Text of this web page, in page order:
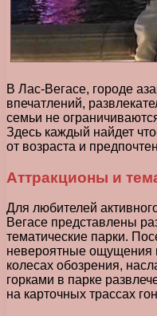
В Лас-Вегасе, городе
впечатлений,
семьи не
Здесь каждый найдет
от возраста и
Аттракционы и
Для любителей
Вегасе представлены
тематические парки.
невероятные ощущения
колесах обозрения,
горками в парке
на карточных трассах